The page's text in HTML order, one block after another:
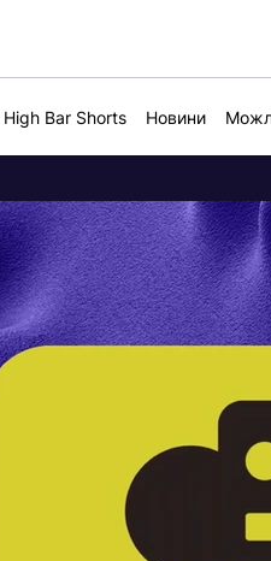
High Bar Shorts Новини